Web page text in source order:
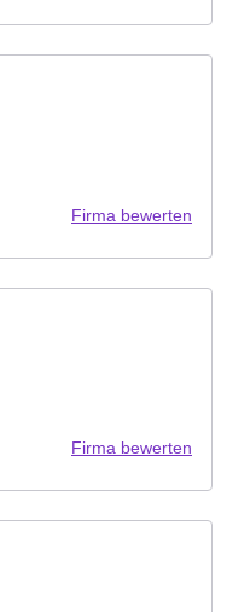
Firma bewerten
Firma bewerten